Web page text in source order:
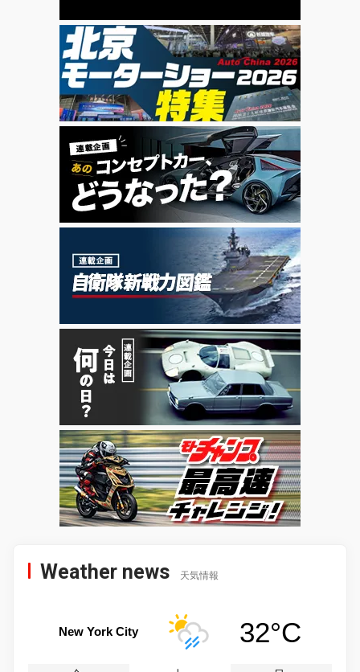
Weather news 天気情報
New York City 32°C